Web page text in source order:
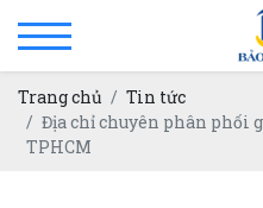
Trang chủ
Tin tức
Địa chỉ chuyên phân phối
TPHCM